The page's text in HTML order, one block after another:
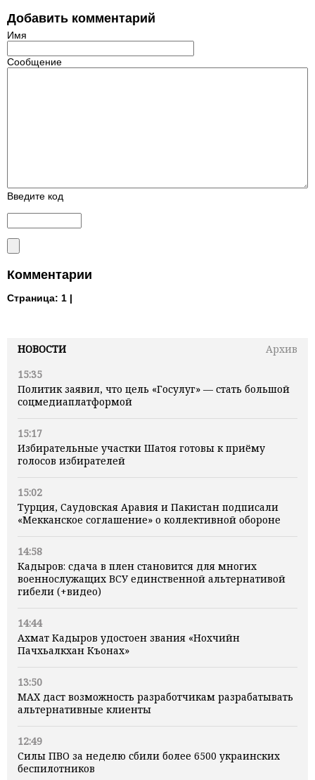
НОВОСТИ
Архив
15:35
Политик заявил, что цель «Госулуг» — стать большой
соцмедиаплатформой
15:17
Избирательные участки Шатоя готовы к приёму
голосов избирателей
15:02
Турция, Саудовская Аравия и Пакистан подписали
«Мекканское соглашение» о коллективной обороне
14:58
Кадыров: сдача в плен становится для многих
военнослужащих ВСУ единственной альтернативой
гибели (+видео)
14:44
Ахмат Кадыров удостоен звания «Нохчийн
Пачхьалкхан Къонах»
13:50
MAX даст возможность разработчикам разрабатывать
альтернативные клиенты
12:49
Силы ПВО за неделю сбили более 6500 украинских
беспилотников
Добавить комментарий
Имя
Сообщение
Введите код
Комментарии
Страница: 1 |